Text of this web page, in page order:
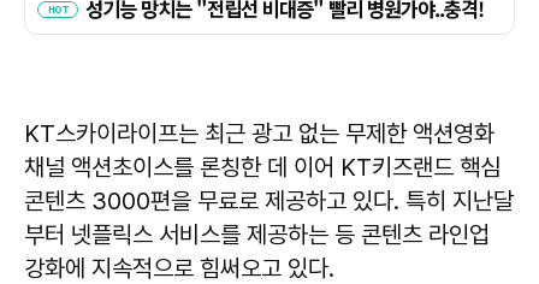
KT스카이라이프는 최근 광고 없는 무제한 액션영화
채널 액션초이스를 론칭한 데 이어 KT키즈랜드 핵심
콘텐츠 3000편을 무료로 제공하고 있다. 특히 지난달
부터 넷플릭스 서비스를 제공하는 등 콘텐츠 라인업
강화에 지속적으로 힘써오고 있다.